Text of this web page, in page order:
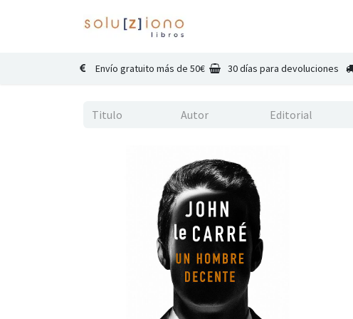
Envío gratuito más de 50€ 30 días para devoluciones